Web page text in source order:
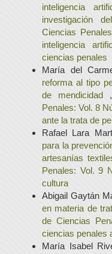
inteligencia
investigación
Ciencias
inteligencia
ciencias penales
María del
reforma al tipo
de mendicidad
Penales: Vol. 8
ante la trata de
Rafael Lara
para la
artesanías
Penales: Vol. 9
cultura
Abigail Gaytán
en materia de
de Ciencias
ciencias penales
María Isabel